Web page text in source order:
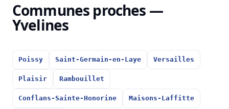
Communes proches —
Yvelines
Poissy Saint-Germain-en-Laye Versailles
Plaisir Rambouillet
Conflans-Sainte-Honorine Maisons-Laffitte